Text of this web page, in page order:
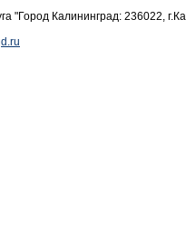
"Город Калининград: 236022,